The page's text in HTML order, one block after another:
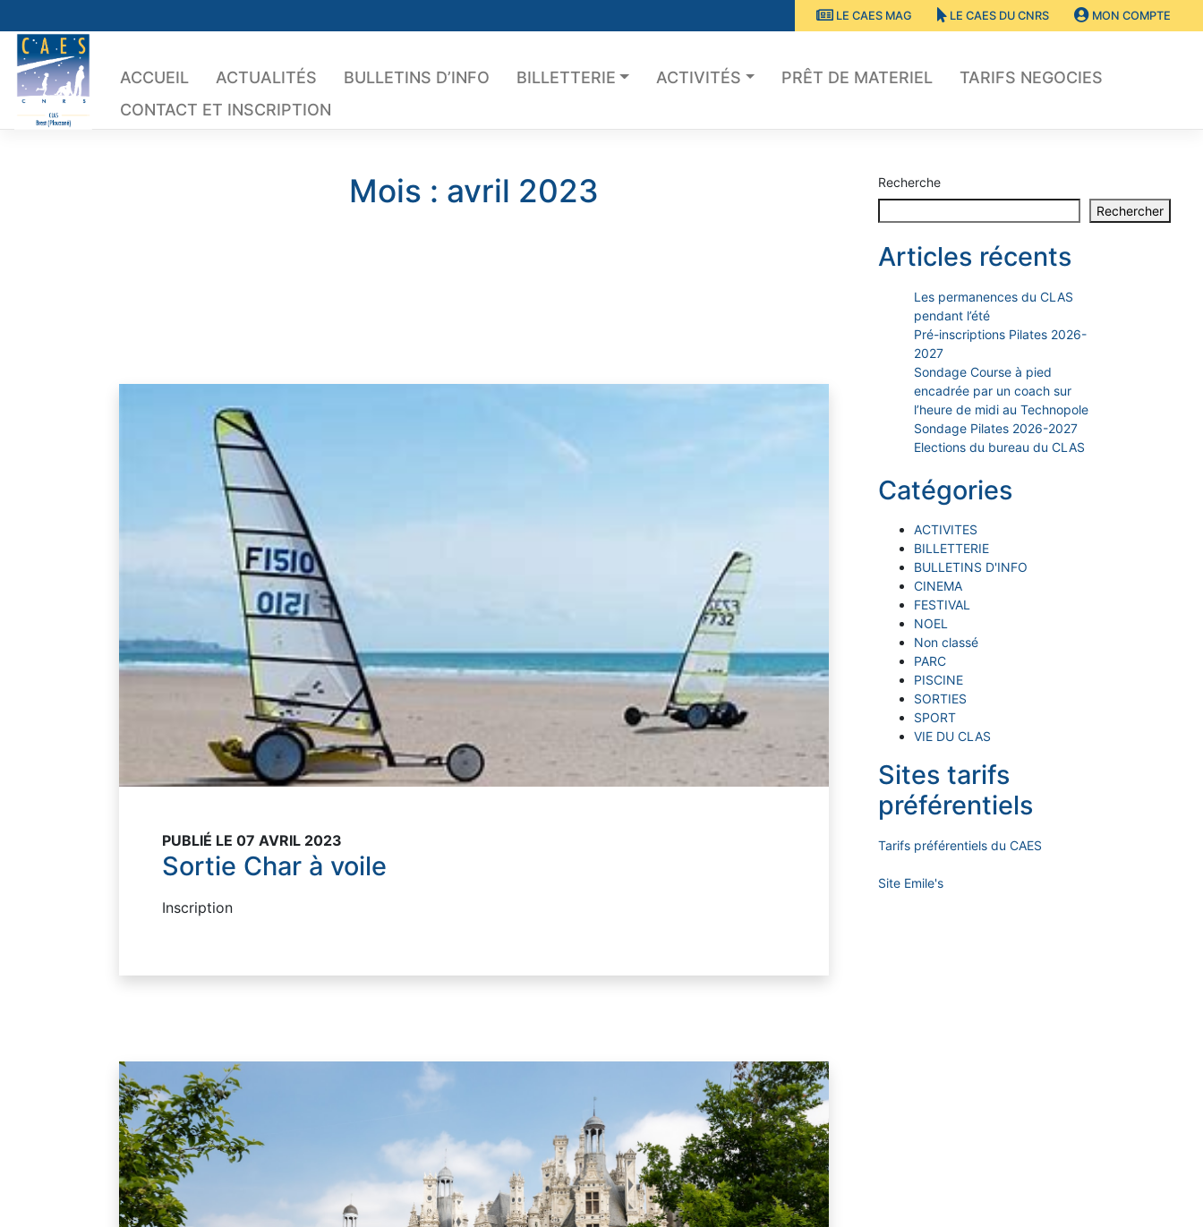
to
content
LE CAES MAG LE CAES DU CNRS MON COMPTE
ACCUEIL ACTUALITÉS BULLETINS D’INFO BILLETTERIE ACTIVITÉS PRÊT DE MATERIEL
TARIFS NEGOCIES
CONTACT ET INSCRIPTION
Mois : avril 2023
PUBLIÉ LE 07 AVRIL 2023
Sortie Char à voile
Inscription
Recherche
Rechercher
Articles récents
Les permanences du CLAS
pendant l’été
Pré-inscriptions Pilates 2026-
2027
Sondage Course à pied
encadrée par un coach sur
l’heure de midi au Technopole
Sondage Pilates 2026-2027
Elections du bureau du CLAS
Catégories
ACTIVITES
BILLETTERIE
BULLETINS D'INFO
CINEMA
FESTIVAL
NOEL
Non classé
PARC
PISCINE
SORTIES
SPORT
VIE DU CLAS
Sites tarifs
préférentiels
Tarifs préférentiels du CAES
Site Emile's